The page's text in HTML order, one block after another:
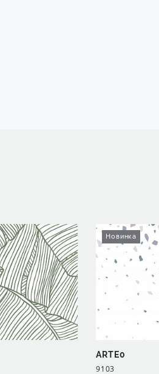
Новинка
ARTE0
9103